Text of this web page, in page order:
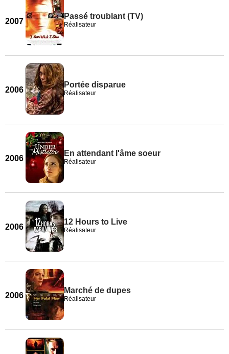
2007
Passé troublant (TV)
Réalisateur
2006
Portée disparue
Réalisateur
2006
En attendant l'âme soeur
Réalisateur
2006
12 Hours to Live
Réalisateur
2006
Marché de dupes
Réalisateur